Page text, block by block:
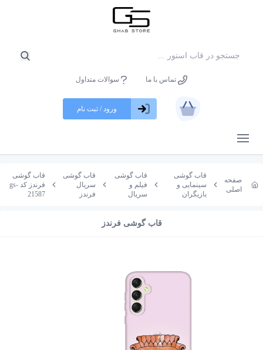
تماس با ما سوالات متداول
باز کردن منو
ورود / ثبت نام
صفحه
اصلی
قاب گوشی
سینمایی و
بازیگران
قاب گوشی
فیلم و
سریال
قاب گوشی
سریال
فرندز
قاب گوشی
فرندز کد gs-
21587
قاب گوشی فرندز